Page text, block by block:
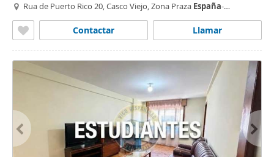
Rua de Puerto Rico 20, Casco Viejo, Zona Praza España-
Llamar
Contactar